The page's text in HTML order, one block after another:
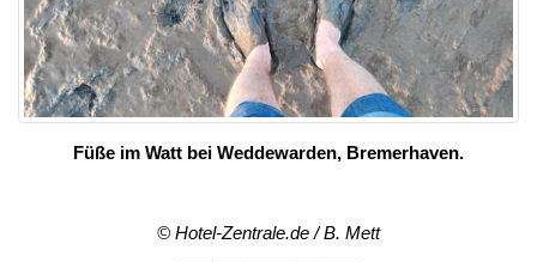
Füße im Watt bei Weddewarden, Bremerhaven.
© Hotel-Zentrale.de / B. Mett